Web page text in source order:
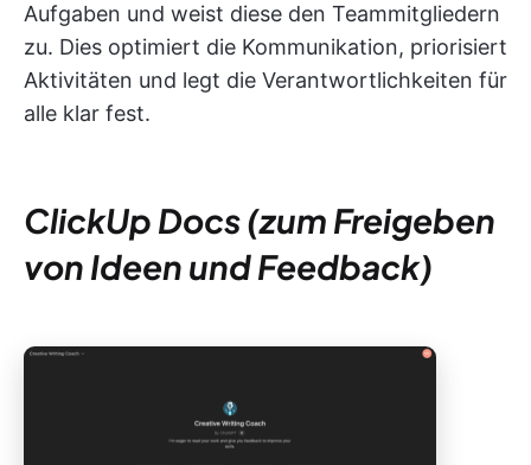
Aufgaben und weist diese den Teammitgliedern
zu. Dies optimiert die Kommunikation, priorisiert
Aktivitäten und legt die Verantwortlichkeiten für
alle klar fest.
ClickUp Docs (zum Freigeben
von Ideen und Feedback)